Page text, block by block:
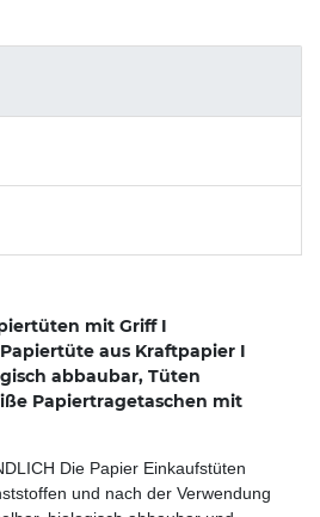
mit Griff I
aus Kraftpapier I
abbaubar, Tüten
Papiertragetaschen mit
Die Papier Einkaufstüten
und nach der Verwendung